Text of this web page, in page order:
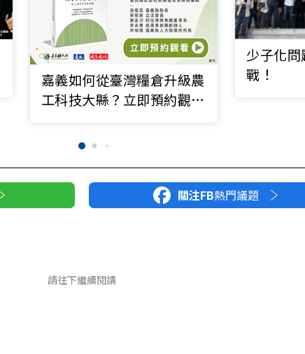
嘉義如何從臺灣糧倉升級農
工科技大縣？立即預約觀看
少子化問
戰！
關注FB熱門議題
請往下繼續閱讀